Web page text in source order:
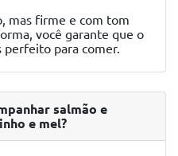
mas firme e com tom
você garante que o
perfeito para comer.
salmão e
e mel?